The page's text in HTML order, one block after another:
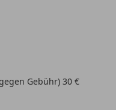
Gebühr) 30 €